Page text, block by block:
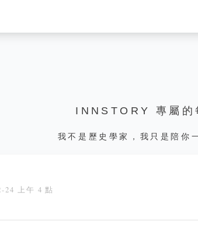
INNSTORY 專屬的
我不是歷史學家，我只是陪你
24 上午 4 點